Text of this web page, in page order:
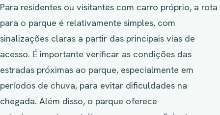
Para residentes ou visitantes com carro próprio, a rota
para o parque é relativamente simples, com
sinalizações claras a partir das principais vias de
acesso. É importante verificar as condições das
estradas próximas ao parque, especialmente em
períodos de chuva, para evitar dificuldades na
chegada. Além disso, o parque oferece